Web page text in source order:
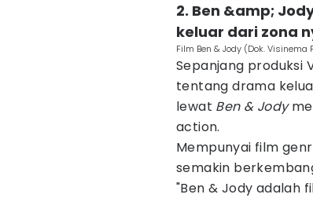
2. Ben &amp;
keluar dari zona
Film Ben & Jody (Dok. Visinema
Sepanjang produksi
tentang drama
lewat Ben & Jody
action.
Mempunyai film
semakin
"Ben & Jody adalah